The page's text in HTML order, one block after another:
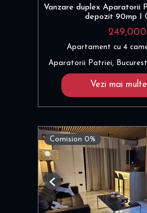
Vanzare duplex Aparatorii
depozit 90mp I
Apartament cu 4
Aparatorii Patriei,
Vezi mai
Comision 0%
Previous